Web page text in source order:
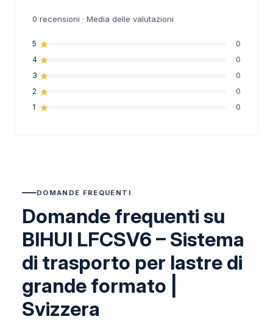
0 recensioni · Media delle valutazioni
5
0
4
0
3
0
2
0
1
0
DOMANDE FREQUENTI
Domande frequenti su
BIHUI LFCSV6 – Sistema
di trasporto per lastre di
grande formato |
Svizzera